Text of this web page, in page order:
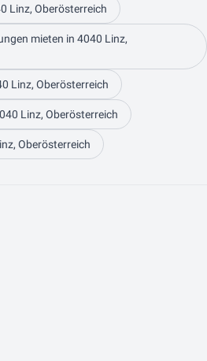
Linz, Oberösterreich
mieten in 4040 Linz,
Linz, Oberösterreich
Linz, Oberösterreich
Oberösterreich